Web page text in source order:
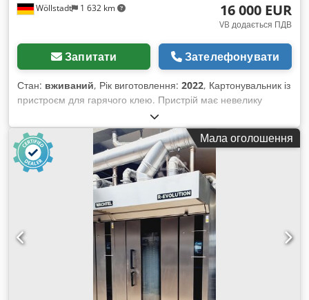
Wöllstadt 1 632 km 16 000 EUR
VB додається ПДВ
Запитати Зателефонувати
Стан: вживаний, Рік виготовлення: 2022, Картонувальник із
пристроєм для гарячого клею. Пристрій має невелику
кількість напрацьованих годин. Особливо підходить для
продуктів, які можна подавати в коробку з боку. Chsdpfovb
E Evex Ammja
Мала оголошення